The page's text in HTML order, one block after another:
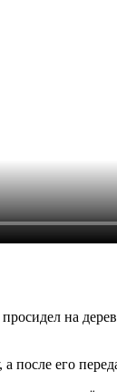
на
после его